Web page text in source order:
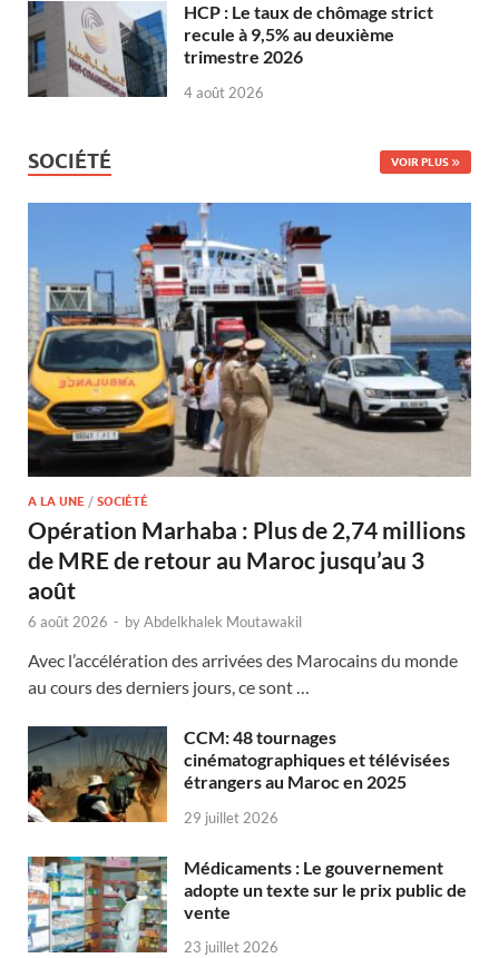
HCP : Le taux de chômage strict
recule à 9,5% au deuxième
trimestre 2026
4 août 2026
SOCIÉTÉ VOIR PLUS
A LA UNE / SOCIÉTÉ
Opération Marhaba : Plus de 2,74 millions
de MRE de retour au Maroc jusqu’au 3
août
6 août 2026 - byAbdelkhalek Moutawakil
Avec l’accélération des arrivées des Marocains du monde
au cours des derniers jours, ce sont …
CCM: 48 tournages
cinématographiques et télévisées
étrangers au Maroc en 2025
29 juillet 2026
Médicaments : Le gouvernement
adopte un texte sur le prix public de
vente
23 juillet 2026